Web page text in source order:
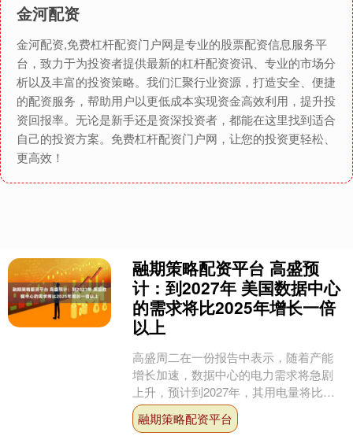
金河配资
金河配资,免费杠杆配资门户网是专业的股票配资信息服务平
台，致力于为投资者提供最新的杠杆配资资讯、专业的市场分
析以及丰富的投资策略。我们汇聚行业资源，打造安全、便捷
的配资服务，帮助用户以更低成本实现资金高效利用，提升投
资回报率。无论是新手还是资深投资者，都能在这里找到适合
自己的投资方案。免费杠杆配资门户网，让您的投资更轻松、
更高效！
融期策略配资平台 高盛预
计：到2027年 美国数据中心
的需求将比2025年增长一倍
以上
高盛周二在一份报告中表示，随着产能
增长加速，数据中心的电力需求将急剧
上升，预计到2027年，其用电量将比
2025年底增长一倍以上，这将给美国电
力市场带来压力。 ....
融期策略配资平台